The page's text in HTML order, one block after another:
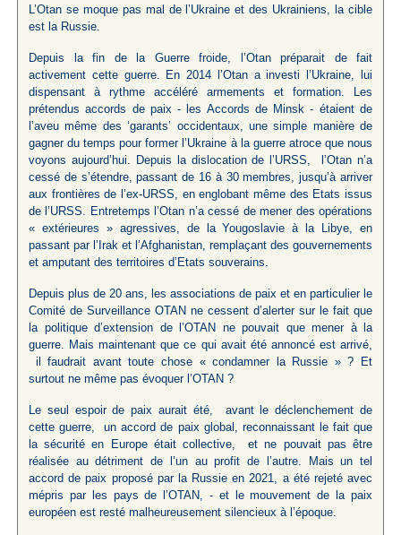
L’Otan se moque pas mal de l’Ukraine et des Ukrainiens, la cible
est la Russie.
Depuis la fin de la Guerre froide, l’Otan préparait de fait
activement cette guerre. En 2014 l’Otan a investi l’Ukraine, lui
dispensant à rythme accéléré armements et formation. Les
prétendus accords de paix - les Accords de Minsk - étaient de
l’aveu même des ‘garants’ occidentaux, une simple manière de
gagner du temps pour former l’Ukraine à la guerre atroce que nous
voyons aujourd’hui. Depuis la dislocation de l’URSS, l’Otan n’a
cessé de s’étendre, passant de 16 à 30 membres, jusqu’à arriver
aux frontières de l’ex-URSS, en englobant même des Etats issus
de l’URSS. Entretemps l’Otan n’a cessé de mener des opérations
« extérieures » agressives, de la Yougoslavie à la Libye, en
passant par l’Irak et l’Afghanistan, remplaçant des gouvernements
et amputant des territoires d’Etats souverains.
Depuis plus de 20 ans, les associations de paix et en particulier le
Comité de Surveillance OTAN ne cessent d’alerter sur le fait que
la politique d’extension de l’OTAN ne pouvait que mener à la
guerre. Mais maintenant que ce qui avait été annoncé est arrivé,
il faudrait avant toute chose « condamner la Russie » ? Et
surtout ne même pas évoquer l’OTAN ?
Le seul espoir de paix aurait été, avant le déclenchement de
cette guerre, un accord de paix global, reconnaissant le fait que
la sécurité en Europe était collective, et ne pouvait pas être
réalisée au détriment de l’un au profit de l’autre. Mais un tel
accord de paix proposé par la Russie en 2021, a été rejeté avec
mépris par les pays de l’OTAN, - et le mouvement de la paix
européen est resté malheureusement silencieux à l’époque.